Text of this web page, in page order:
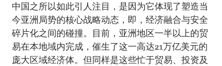
中国之所以如此引人注目，是因为它体现了塑造当
今亚洲局势的核心战略动态，即，经济融合与安全
碎片化之间的碰撞。目前，亚洲地区一半以上的贸
易在本地域内完成，催生了这一高达21万亿美元的
庞大区域经济体。但同样是这些忙于贸易、投资及